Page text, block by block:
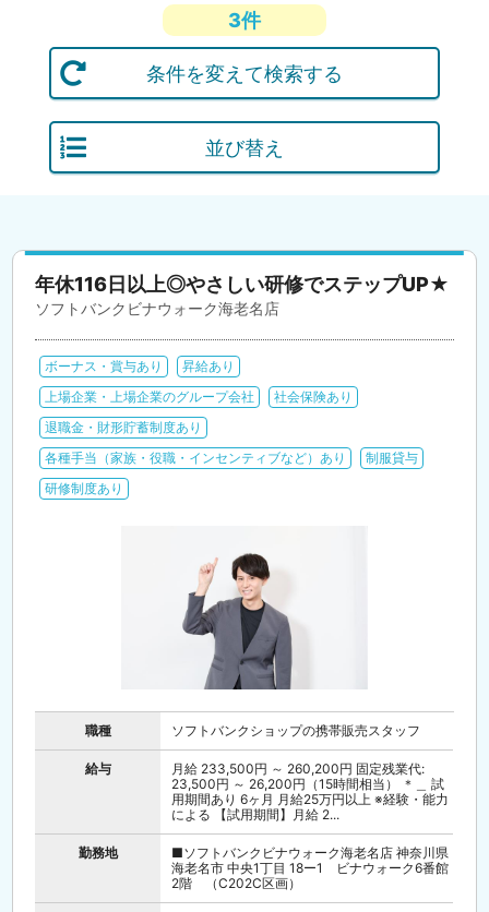
3件
条件を変えて検索する
並び替え
年休116日以上◎やさしい研修でステップUP★
ソフトバンクビナウォーク海老名店
ボーナス・賞与あり
昇給あり
上場企業・上場企業のグループ会社
社会保険あり
退職金・財形貯蓄制度あり
各種手当（家族・役職・インセンティブなど）あり
制服貸与
研修制度あり
職種 ソフトバンクショップの携帯販売スタッフ
給与
月給 233,500円 ～ 260,200円 固定残業代:
23,500円 ～ 26,200円（15時間相当） ＊＿ 試
用期間あり 6ヶ月 月給25万円以上 ※経験・能力
による 【試用期間】月給 2...
勤務地
■ソフトバンクビナウォーク海老名店 神奈川県
海老名市 中央1丁目 18ー1 ビナウォーク6番館
2階 （C202C区画）